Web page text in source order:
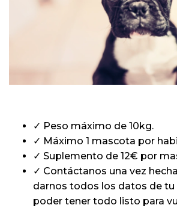
✓ Peso máximo de 10kg.
✓ Máximo 1 mascota por
✓ Suplemento de 12€ por
✓ Contáctanos una vez
darnos todos los datos de
poder tener todo listo para